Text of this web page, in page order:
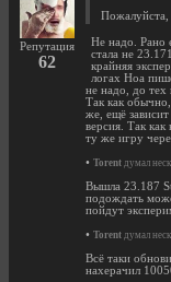
Репутация
62
Пожалуйста,
Не надо. Рано
стала не
крайняя
логах Ноа
не надо, до тех
Так как
же, ещё зависит
версия. Так как
ту же игру
• Torent думал
Вышла 23.187
подождать
пойдут
• Torent думал
Всё таки
нахерачил